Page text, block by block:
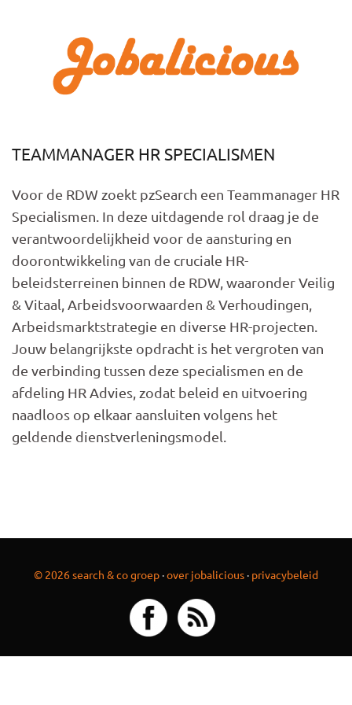
TEAMMANAGER HR SPECIALISMEN
Voor de RDW zoekt pzSearch een Teammanager HR
Specialismen. In deze uitdagende rol draag je de
verantwoordelijkheid voor de aansturing en
doorontwikkeling van de cruciale HR-
beleidsterreinen binnen de RDW, waaronder Veilig
& Vitaal, Arbeidsvoorwaarden & Verhoudingen,
Arbeidsmarktstrategie en diverse HR-projecten.
Jouw belangrijkste opdracht is het vergroten van
de verbinding tussen deze specialismen en de
afdeling HR Advies, zodat beleid en uitvoering
naadloos op elkaar aansluiten volgens het
geldende dienstverleningsmodel.
© 2026 search & co groep ·over jobalicious · privacybeleid